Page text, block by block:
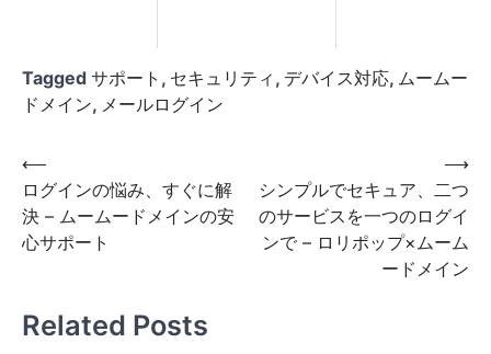
Tagged サポート , セキュリティ , デバイス対応, ムームー
ドメイン, メールログイン
投
稿
ナ
ー
⟵
ログインの悩み、すぐに解
決 – ムームードメインの安
心サポート
シンプルでセキュア、二つ
のサービスを一つのログイ
ンで – ロリポップ×ムーム
ードメイン
⟶
Related Posts